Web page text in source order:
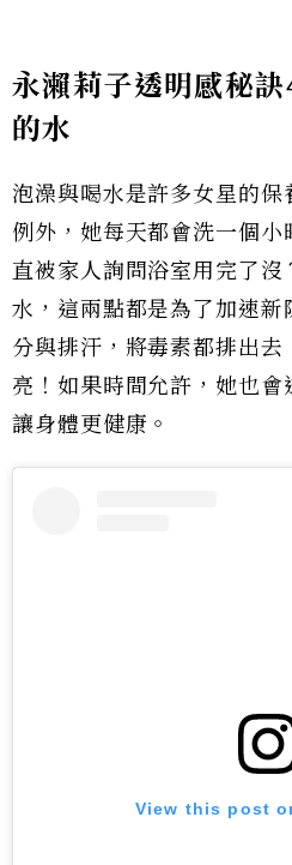
永瀨莉子透明感秘
的水
泡澡與喝水是許多女星的保
例外，她每天都會洗一個
直被家人詢問浴室用完了
水，這兩點都是為了加速新
分與排汗，將毒素都排出
亮！如果時間允許，她也會
讓身體更健康。
View this post